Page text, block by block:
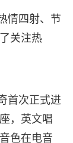
情四射、节
关注热
首次正式进
，英文唱
色在电音